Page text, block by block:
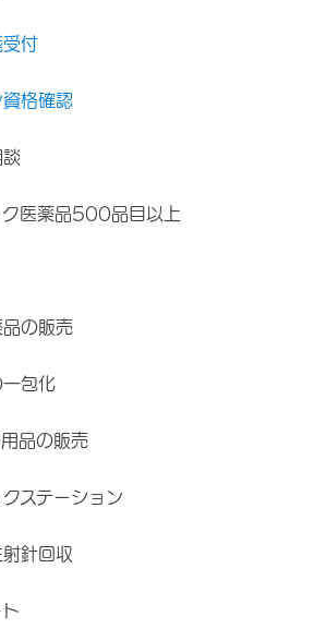
受付
格確認
談
ク医薬品500品目以上
の販売
包化
品の販売
ステーション
針回収